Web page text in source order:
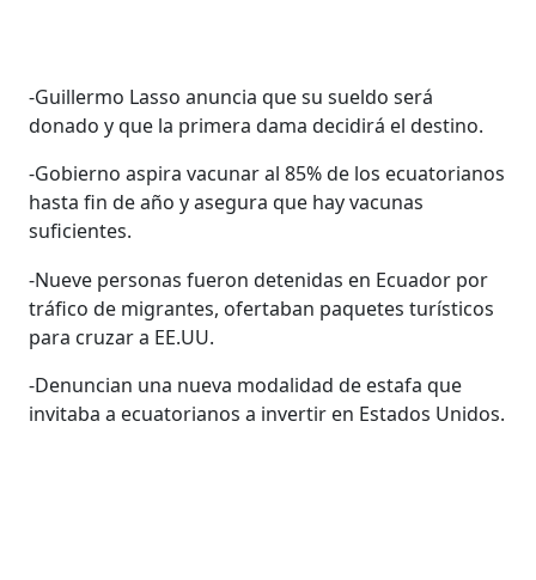
-Guillermo Lasso anuncia que su sueldo será
donado y que la primera dama decidirá el destino.
-Gobierno aspira vacunar al 85% de los ecuatorianos
hasta fin de año y asegura que hay vacunas
suficientes.
-Nueve personas fueron detenidas en Ecuador por
tráfico de migrantes, ofertaban paquetes turísticos
para cruzar a EE.UU.
-Denuncian una nueva modalidad de estafa que
invitaba a ecuatorianos a invertir en Estados Unidos.